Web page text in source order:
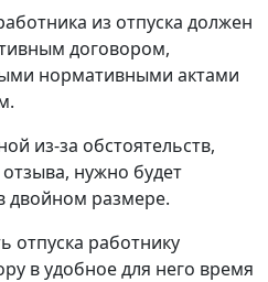
из отпуска должен
договором,
нормативными актами
из-за обстоятельств,
нужно будет
двойном размере.
отпуска работнику
в удобное для него время